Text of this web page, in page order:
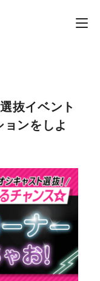
抜イベント
ンをしよ